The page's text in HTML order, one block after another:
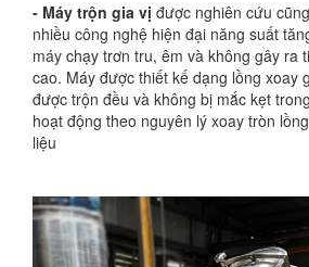
- Máy trộn gia vị được nghiên cứu
nhiều công nghệ hiện đại năng suất
máy chạy trơn tru, êm và không gây ra
cao. Máy được thiết kế dạng lồng xoay
được trộn đều và không bị mắc kẹt
hoạt động theo nguyên lý xoay tròn
liệu